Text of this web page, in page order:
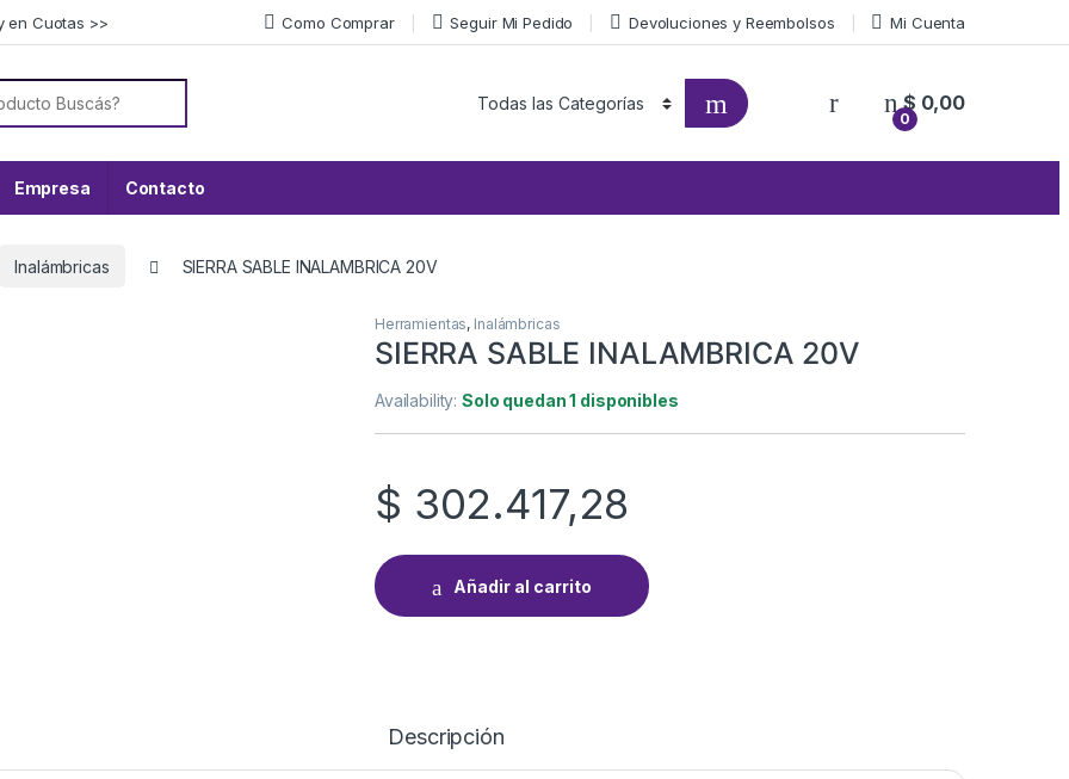
en Cuotas >> Como Comprar Seguir Mi Pedido Devoluciones y Reembolsos Mi Cuenta
0
$ 0,00
Empresa Contacto
Inalámbricas SIERRA SABLE INALAMBRICA 20V
Herramientas, Inalámbricas
SIERRA SABLE INALAMBRICA 20V
Availability:Solo quedan 1 disponibles
$ 302.417,28
Añadir al carrito
Descripción